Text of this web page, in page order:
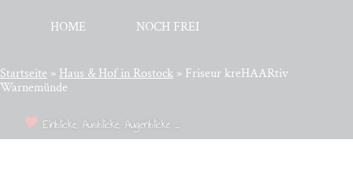
HOME NOCH FREI
Startseite » Haus & Hof in Rostock » Friseur kreHAARtiv
Warnemünde
Einblicke, Ausblicke, Augenblicke ...